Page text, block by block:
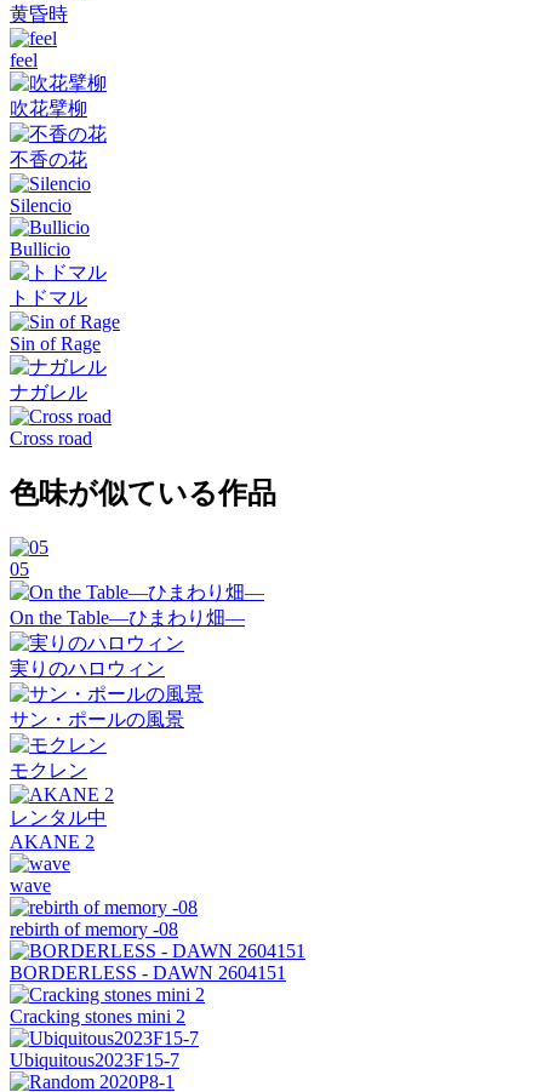
黄昏時
feel
吹花擘柳
不香の花
Silencio
Bullicio
トドマル
Sin of Rage
ナガレル
Cross road
色味が似ている作品
05
On the Table―ひまわり畑―
実りのハロウィン
サン・ポールの風景
モクレン
レンタル中
AKANE 2
wave
rebirth of memory -08
BORDERLESS - DAWN 2604151
Cracking stones mini 2
Ubiquitous2023F15-7